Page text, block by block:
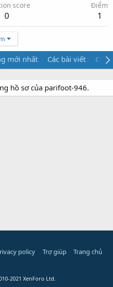
score
0
Điểm
1
mới nhất Các bài viết Giới
hồ sơ của parifoot-946.
policy Trợ giúp Trang chủ
2021 XenForo Ltd.